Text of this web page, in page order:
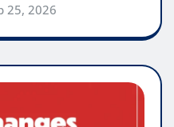
25, 2026